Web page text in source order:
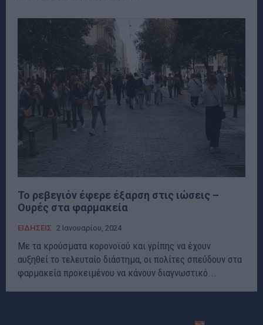
Το ρεβεγιόν έφερε έξαρση στις ιώσεις –
Ουρές στα φαρμακεία
ΕΙΔΗΣΕΙΣ 2 Ιανουαρίου, 2024
Με τα κρούσματα κορονοϊού και γρίπης να έχουν
αυξηθεί το τελευταίο διάστημα, οι πολίτες σπεύδουν στα
φαρμακεία προκειμένου να κάνουν διαγνωστικό...